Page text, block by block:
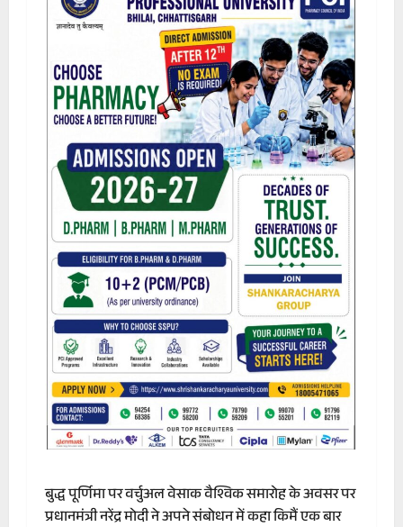
बुद्ध पूर्णिमा पर वर्चुअल वेसाक वैश्विक समारोह के अवसर पर
प्रधानमंत्री नरेंद्र मोदी ने अपने संबोधन में कहा किमैं एक बार